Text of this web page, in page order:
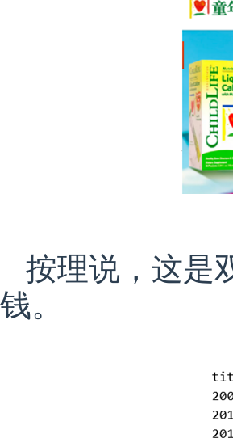
按理说，这是
钱。